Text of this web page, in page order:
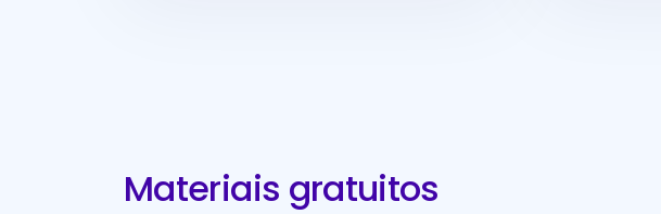
Materiais gratuitos